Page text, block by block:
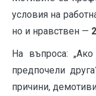
условия на
но и нравствен —
На въпроса:
предпочели
причини,